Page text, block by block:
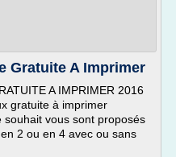
Gratuite A Imprimer
A IMPRIMER 2016
gratuite à imprimer
vous sont proposés
2 ou en 4 avec ou sans